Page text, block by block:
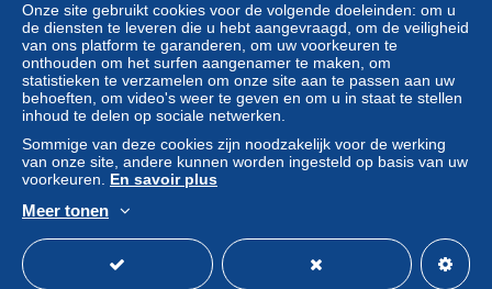
Onze site gebruikt cookies voor de volgende doeleinden: om u
de diensten te leveren die u hebt aangevraagd, om de veiligheid
van ons platform te garanderen, om uw voorkeuren te
onthouden om het surfen aangenamer te maken, om
statistieken te verzamelen om onze site aan te passen aan uw
behoeften, om video's weer te geven en om u in staat te stellen
inhoud te delen op sociale netwerken.
Sommige van deze cookies zijn noodzakelijk voor de werking
van onze site, andere kunnen worden ingesteld op basis van uw
voorkeuren. En savoir plus
Meer tonen
Kopen op Delcampe
Verkopen op Delcampe
Een beveiligde website